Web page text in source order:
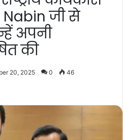
Nabin जी से
अपनी
की
20, 2025 0 46